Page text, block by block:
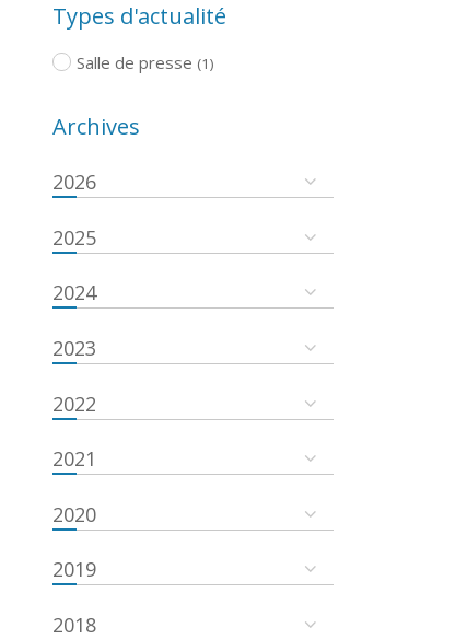
Types d'actualité
Salle de presse (1)
Archives
2026
2025
2024
2023
2022
2021
2020
2019
2018